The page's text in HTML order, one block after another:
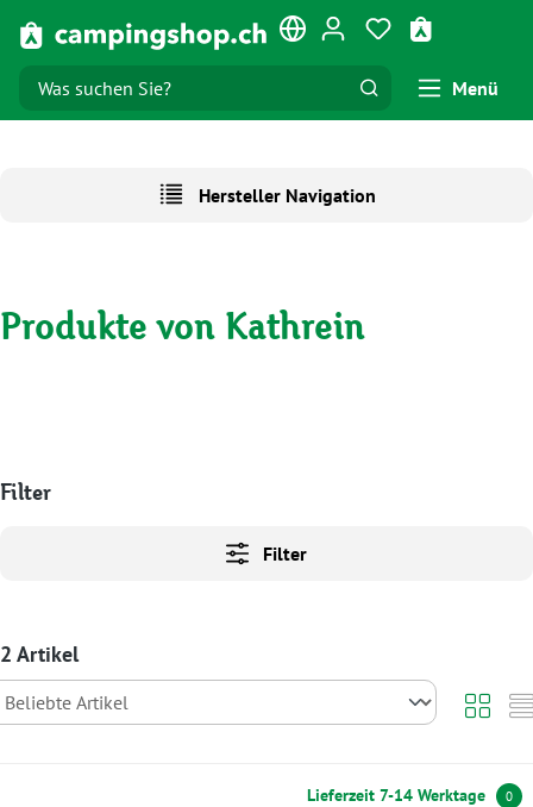
Zum Hauptinhalt springen Du hast 0
Menü
Hersteller Navigation
Produkte von Kathrein
Filter
Filter
Artikel
Lieferzeit 7-14 Werktage 0